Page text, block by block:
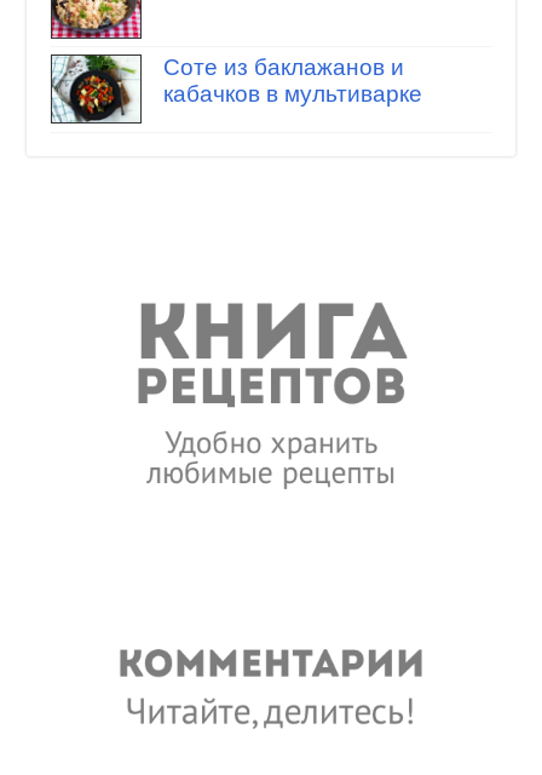
Соте из баклажанов и
кабачков в мультиварке